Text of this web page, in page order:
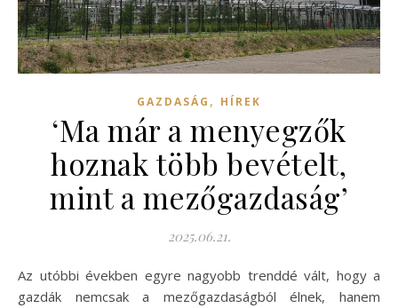
GAZDASÁG , HÍREK
‘Ma már a menyegzők
hoznak több bevételt,
mint a mezőgazdaság’
2025.06.21.
Az utóbbi években egyre nagyobb trenddé vált, hogy a
gazdák nemcsak a mezőgazdaságból élnek, hanem